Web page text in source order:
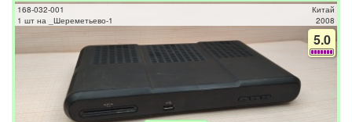
168-032-001
1 шт на _Шереметьево-1
Китай
2008
5.0